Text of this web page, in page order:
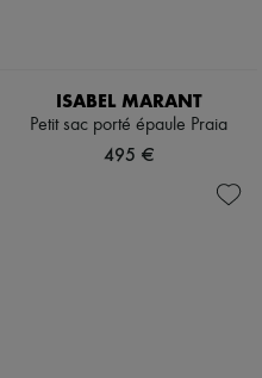
ISABEL MARANT
Petit sac porté épaule Praia
495 €